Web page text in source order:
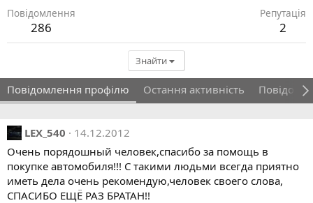
Повідомлення
286
Репутація
2
Знайти
Повідомлення профілю Остання активність
LEX_540
14.12.2012
Очень порядошный человек,спасибо за помощь в
покупке автомобиля!!! С такими людьми всегда приятно
иметь дела очень рекомендую,человек своего слова,
СПАСИБО ЕЩЁ РАЗ БРАТАН!!